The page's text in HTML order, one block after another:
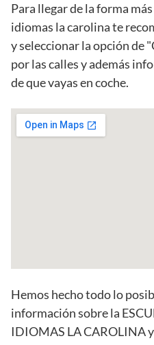
Para llegar de la forma
idiomas la carolina te
y seleccionar la opción de
por las calles y además
de que vayas en coche.
Hemos hecho todo lo
información sobre la
IDIOMAS LA CAROLINA